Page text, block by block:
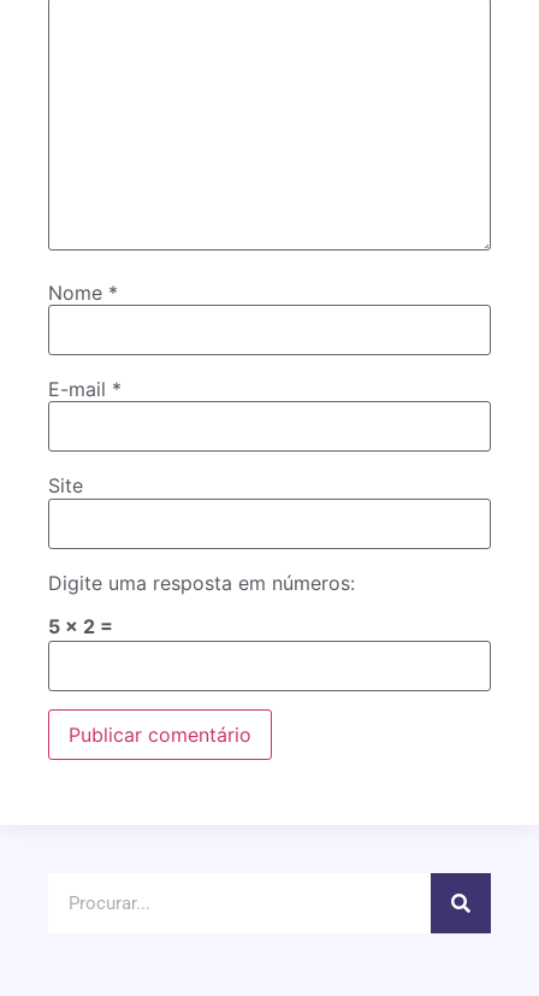
Nome *
E-mail *
Site
Digite uma resposta em números:
5 × 2 =